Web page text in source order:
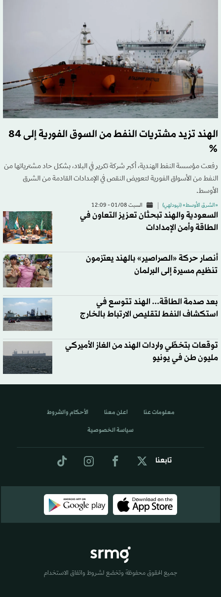
الهند تزيد مشتريات النفط من السوق الفورية إلى 84
%
رفعت مؤسسة النفط الهندية، أكبر شركة تكرير في البلاد، بشكل حاد مشترياتها من
النفط من الأسواق الفورية لتعويض النقص في الإمدادات القادمة من الشرق
الأوسط.
«الشرق الأوسط» (نيودلهي) السبت 01/08 - 12:09
السعودية والهند تبحثان تعزيز التعاون في
الطاقة وأمن الإمدادات
أنصار حركة «الصراصير» بالهند يعتزمون
تنظيم مسيرة إلى البرلمان
بعد صدمة الطاقة... الهند تتوسع في
استكشاف النفط لتقليص الارتباط بالخارج
توقعات بتخطِّي واردات الهند من الغاز الأميركي
مليون طن في يونيو
تابعنا
معلومات عنا اعلن معنا الأحكام والشروط
سياسة الخصوصية
جميع الحقوق محفوظة وتخضع لشروط واتفاق الاستخدام